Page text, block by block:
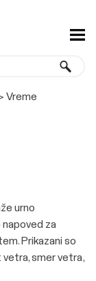
>Vreme
urno
za
Prikazani so
smer vetra,